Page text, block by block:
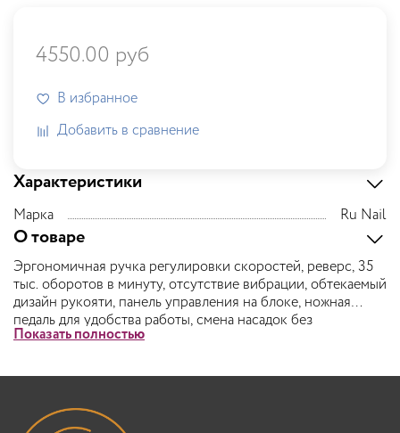
Характеристики
Марка Ru Nail
О товаре
Эргономичная ручка регулировки скоростей, реверс, 35
тыс. оборотов в минуту, отсутствие вибрации, обтекаемый
дизайн рукояти, панель управления на блоке, ножная
педаль для удобства работы, смена насадок без
использования ключа. Дрель имеет мощный мотор,
фрез, колпачок и насадка.
напряжение – 220 В; частота – 50-60 Гц.
Цвет: черный
Показать полностью
4550.00 руб
В избранное
Добавить в сравнение